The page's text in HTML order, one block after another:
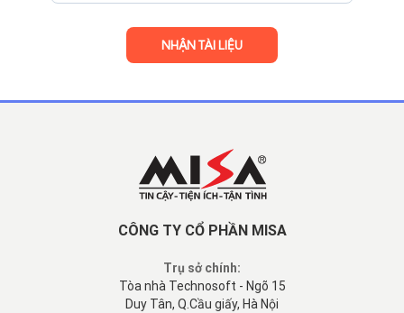
CÔNG TY CỔ PHẦN MISA
Trụ sở chính:
Tòa nhà Technosoft - Ngõ 15
Duy Tân, Q.Cầu giấy, Hà Nội